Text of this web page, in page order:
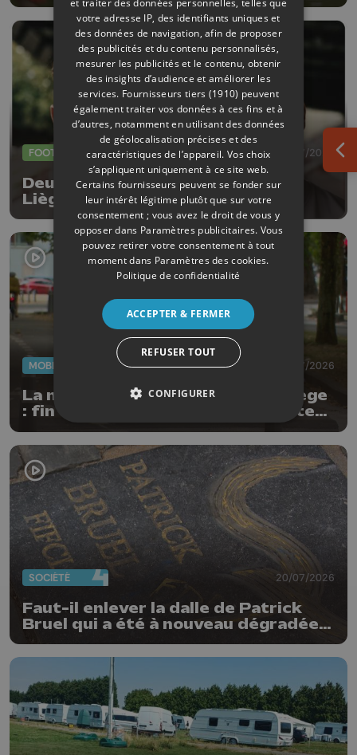
FOOTBALL 23/07/2026
Deux nouvelles arrivées au RFC
Liège
MOBILITÉ 22/07/2026
La mobilité douce s'améliore à Liège
: fin des travaux rive gauche, pistes
cyclo-piétonnes Avroy et
Guillemins...
SOCIÉTÉ 20/07/2026
Faut-il enlever la dalle de Patrick
Bruel qui a été à nouveau dégradée ?
"Nos ouvriers sont en vacances"
et traiter des données personnelles, telles que
votre adresse IP, des identifiants uniques et
des données de navigation, afin de proposer
des publicités et du contenu personnalisés,
mesurer les publicités et le contenu, obtenir
des insights d’audience et améliorer les
services. Fournisseurs tiers (1910) peuvent
également traiter vos données à ces fins et à
d’autres, notamment en utilisant des données
de géolocalisation précises et des
caractéristiques de l’appareil. Vos choix
s’appliquent uniquement à ce site web.
Certains fournisseurs peuvent se fonder sur
leur intérêt légitime plutôt que sur votre
consentement ; vous avez le droit de vous y
opposer dans Paramètres publicitaires. Vous
pouvez retirer votre consentement à tout
moment dans Paramètres des cookies.
Politique de confidentialité
ACCEPTER & FERMER
REFUSER TOUT
CONFIGURER